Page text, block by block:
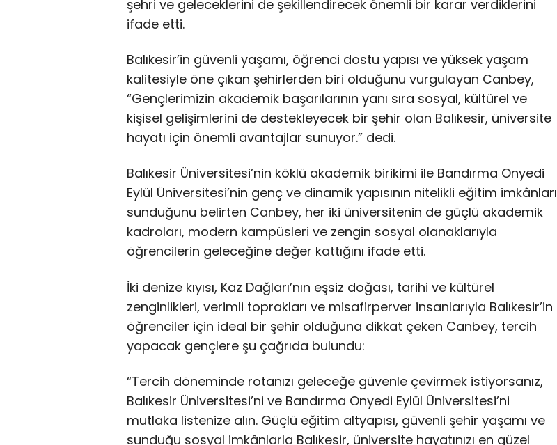
şehri ve geleceklerini de şekillendirecek önemli bir karar verdiklerini
ifade etti.
Balıkesir’in güvenli yaşamı, öğrenci dostu yapısı ve yüksek yaşam
kalitesiyle öne çıkan şehirlerden biri olduğunu vurgulayan Canbey,
“Gençlerimizin akademik başarılarının yanı sıra sosyal, kültürel ve
kişisel gelişimlerini de destekleyecek bir şehir olan Balıkesir, üniversite
hayatı için önemli avantajlar sunuyor.” dedi.
Balıkesir Üniversitesi’nin köklü akademik birikimi ile Bandırma Onyedi
Eylül Üniversitesi’nin genç ve dinamik yapısının nitelikli eğitim imkânları
sunduğunu belirten Canbey, her iki üniversitenin de güçlü akademik
kadroları, modern kampüsleri ve zengin sosyal olanaklarıyla
öğrencilerin geleceğine değer kattığını ifade etti.
İki denize kıyısı, Kaz Dağları’nın eşsiz doğası, tarihi ve kültürel
zenginlikleri, verimli toprakları ve misafirperver insanlarıyla Balıkesir’in
öğrenciler için ideal bir şehir olduğuna dikkat çeken Canbey, tercih
yapacak gençlere şu çağrıda bulundu:
“Tercih döneminde rotanızı geleceğe güvenle çevirmek istiyorsanız,
Balıkesir Üniversitesi’ni ve Bandırma Onyedi Eylül Üniversitesi’ni
mutlaka listenize alın. Güçlü eğitim altyapısı, güvenli şehir yaşamı ve
sunduğu sosyal imkânlarla Balıkesir, üniversite hayatınızı en güzel